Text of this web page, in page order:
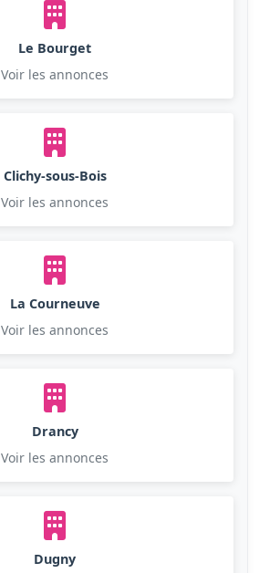
Le Bourget
Voir les annonces
Clichy-sous-Bois
Voir les annonces
La Courneuve
Voir les annonces
Drancy
Voir les annonces
Dugny